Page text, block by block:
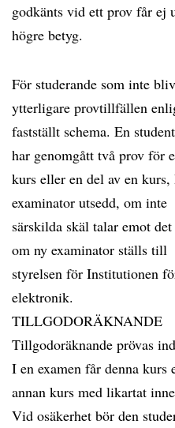
godkänts vid ett prov får ej
högre betyg.
För studerande som inte
ytterligare provtillfällen
fastställt schema. En
har genomgått två prov för
kurs eller en del av en
examinator utsedd, om inte
särskilda skäl talar emot
om ny examinator ställs till
styrelsen för Institutionen
elektronik.
TILLGODORÄKNANDE
Tillgodoräknande prövas
I en examen får denna
annan kurs med likartat
Vid osäkerhet bör den